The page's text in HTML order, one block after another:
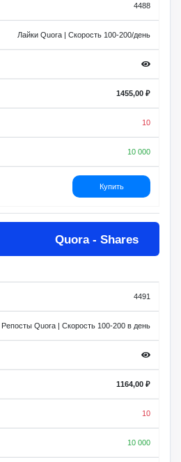
4488
Лайки Quora | Скорость 100-200/день
1455,00 ₽
10
10 000
Купить
Quora - Shares
4491
Репосты Quora | Скорость 100-200 в день
1164,00 ₽
10
10 000